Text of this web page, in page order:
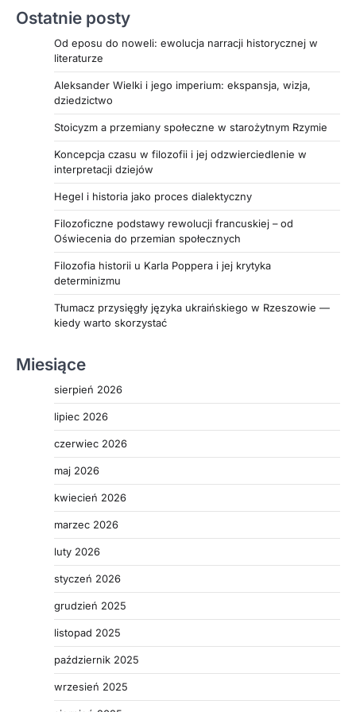
zależności, z uwzględnieniem roli religii oraz
niż powszechnie się uważa. To fascynująca
lektura, która odkrywa autentyczne oblicze
starożytnego Egiptu i zachęca do poznania życia
zwykłych ludzi sprzed tysięcy lat.
Ostatnie posty
Od eposu do noweli: ewolucja narracji historycznej w
literaturze
Aleksander Wielki i jego imperium: ekspansja, wizja,
dziedzictwo
Stoicyzm a przemiany społeczne w starożytnym Rzymie
Koncepcja czasu w filozofii i jej odzwierciedlenie w
interpretacji dziejów
Hegel i historia jako proces dialektyczny
Filozoficzne podstawy rewolucji francuskiej – od
Oświecenia do przemian społecznych
Filozofia historii u Karla Poppera i jej krytyka
determinizmu
Tłumacz przysięgły języka ukraińskiego w Rzeszowie —
kiedy warto skorzystać
Miesiące
sierpień 2026
lipiec 2026
czerwiec 2026
maj 2026
kwiecień 2026
marzec 2026
luty 2026
styczeń 2026
grudzień 2025
listopad 2025
październik 2025
wrzesień 2025